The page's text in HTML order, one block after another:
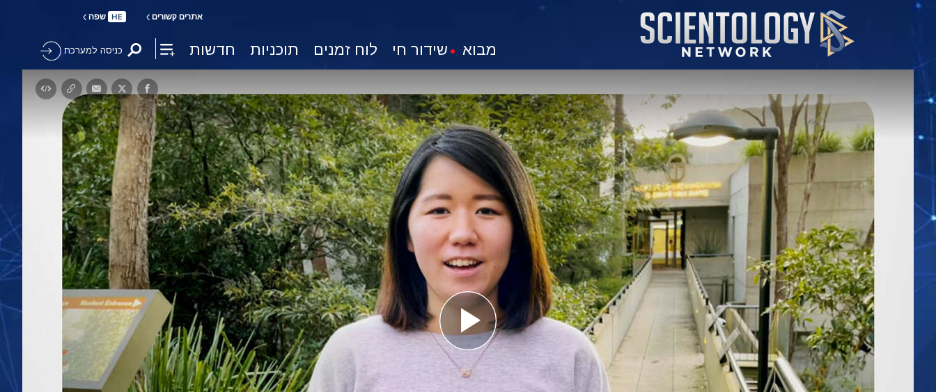
אתרים קשורים HE שפה
מבוא שידור חי לוח זמנים תוכניות חדשות כניסה למערכת
Play